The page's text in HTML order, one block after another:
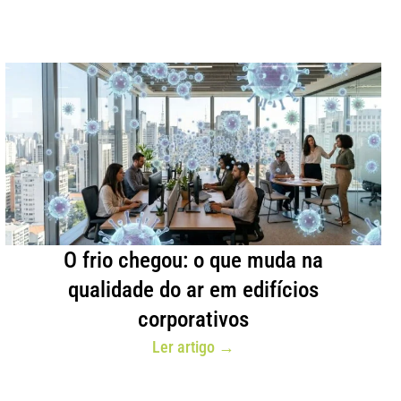
O frio chegou: o que muda na
qualidade do ar em edifícios
corporativos
Ler artigo →